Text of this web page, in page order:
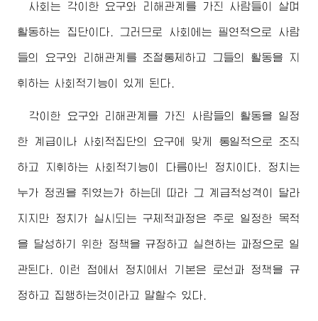
사회는 각이한 요구와 리해관계를 가진 사람들이 살며
활동하는 집단이다. 그러므로 사회에는 필연적으로 사람
들의 요구와 리해관계를 조절통제하고 그들의 활동을 지
휘하는 사회적기능이 있게 된다.
각이한 요구와 리해관계를 가진 사람들의 활동을 일정
한 계급이나 사회적집단의 요구에 맞게 통일적으로 조직
하고 지휘하는 사회적기능이 다름아닌 정치이다. 정치는
누가 정권을 쥐였는가 하는데 따라 그 계급적성격이 달라
지지만 정치가 실시되는 구체적과정은 주로 일정한 목적
을 달성하기 위한 정책을 규정하고 실현하는 과정으로 일
관된다. 이런 점에서 정치에서 기본은 로선과 정책을 규
정하고 집행하는것이라고 말할수 있다.